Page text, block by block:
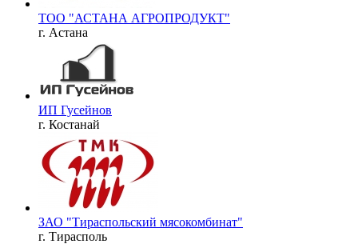
ТОО "АСТАНА АГРОПРОДУКТ"
г. Астана
ИП Гусейнов
г. Костанай
ЗАО "Тираспольский мясокомбинат"
г. Тирасполь